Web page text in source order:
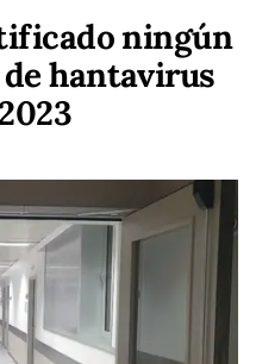
ningún
hantavirus